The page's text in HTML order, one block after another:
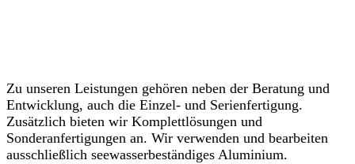
Zu unseren Leistungen gehören neben der Beratung und
Entwicklung, auch die Einzel- und Serienfertigung.
Zusätzlich bieten wir Komplettlösungen und
Sonderanfertigungen an. Wir verwenden und bearbeiten
ausschließlich seewasserbeständiges Aluminium.